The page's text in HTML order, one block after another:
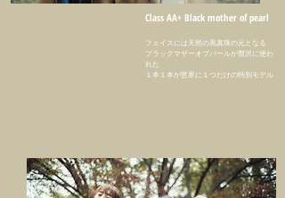
Class AA+ Black mother of pearl
フェイスには天然の黒真珠の元となる
​ブラックマザーオブパールが贅沢に使わ
れた
​１本１本が世界に１つだけの特別モデル​